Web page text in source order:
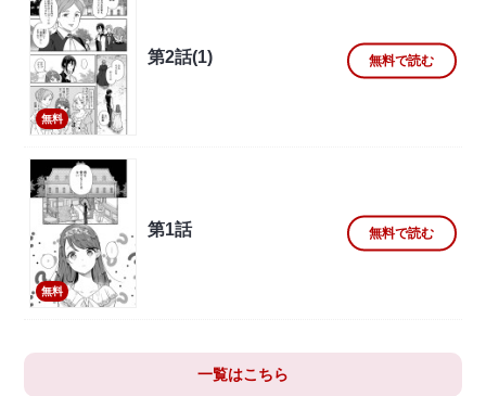
無料
第2話(1) 無料で読む
無料
第1話 無料で読む
一覧はこちら